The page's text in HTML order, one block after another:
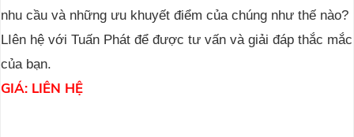
nhu cầu và những ưu khuyết điểm của chúng như thế nào?
LIên hệ với Tuấn Phát để được tư vấn và giải đáp thắc mắc
của bạn.
GIÁ: LIÊN HỆ